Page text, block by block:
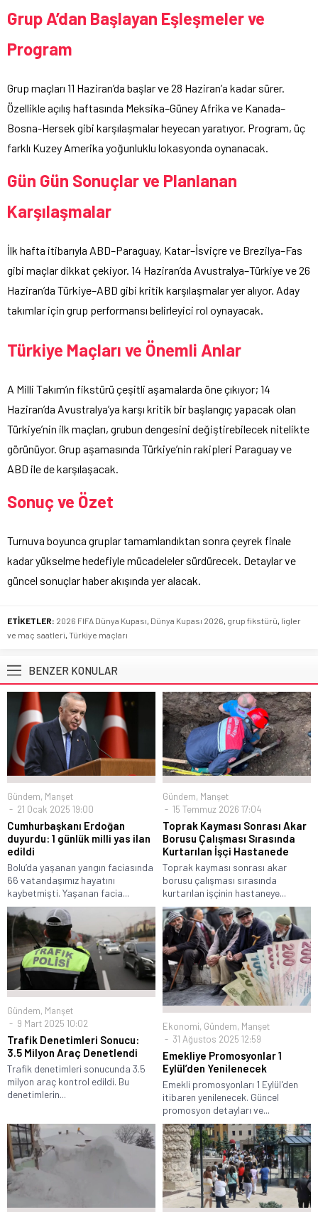
Grup A’dan Başlayan Eşleşmeler ve
Program
Grup maçları 11 Haziran’da başlar ve 28 Haziran’a kadar sürer.
Özellikle açılış haftasında Meksika–Güney Afrika ve Kanada–
Bosna-Hersek gibi karşılaşmalar heyecan yaratıyor. Program, üç
farklı Kuzey Amerika yoğunluklu lokasyonda oynanacak.
Gün Gün Sonuçlar ve Planlanan
Karşılaşmalar
İlk hafta itibarıyla ABD–Paraguay, Katar–İsviçre ve Brezilya–Fas
gibi maçlar dikkat çekiyor. 14 Haziran’da Avustralya–Türkiye ve 26
Haziran’da Türkiye–ABD gibi kritik karşılaşmalar yer alıyor. Aday
takımlar için grup performansı belirleyici rol oynayacak.
Türkiye Maçları ve Önemli Anlar
A Milli Takım’ın fikstürü çeşitli aşamalarda öne çıkıyor; 14
Haziran’da Avustralya’ya karşı kritik bir başlangıç yapacak olan
Türkiye’nin ilk maçları, grubun dengesini değiştirebilecek nitelikte
görünüyor. Grup aşamasında Türkiye’nin rakipleri Paraguay ve
ABD ile de karşılaşacak.
Sonuç ve Özet
Turnuva boyunca gruplar tamamlandıktan sonra çeyrek finale
kadar yükselme hedefiyle mücadeleler sürdürecek. Detaylar ve
güncel sonuçlar haber akışında yer alacak.
ETİKETLER: 2026 FIFA Dünya Kupası, Dünya Kupası 2026, grup fikstürü, ligler
ve maç saatleri, Türkiye maçları
BENZER KONULAR
Gündem, Manşet
21 Ocak 2025 19:00
Cumhurbaşkanı Erdoğan
duyurdu: 1 günlük milli yas ilan
edildi
Bolu’da yaşanan yangın faciasında
66 vatandaşımız hayatını
kaybetmişti. Yaşanan facia...
Gündem, Manşet
15 Temmuz 2026 17:04
Toprak Kayması Sonrası Akar
Borusu Çalışması Sırasında
Kurtarılan İşçi Hastanede
Toprak kayması sonrası akar
borusu çalışması sırasında
kurtarılan işçinin hastaneye...
Gündem, Manşet
9 Mart 2025 10:02
Trafik Denetimleri Sonucu:
3.5 Milyon Araç Denetlendi
Trafik denetimleri sonucunda 3.5
milyon araç kontrol edildi. Bu
denetimlerin...
Ekonomi, Gündem, Manşet
31 Ağustos 2025 12:59
Emekliye Promosyonlar 1
Eylül’den Yenilenecek
Emekli promosyonları 1 Eylül'den
itibaren yenilenecek. Güncel
promosyon detayları ve...